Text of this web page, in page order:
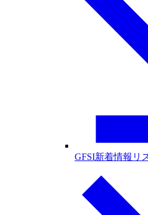
GFSI新着情報リ